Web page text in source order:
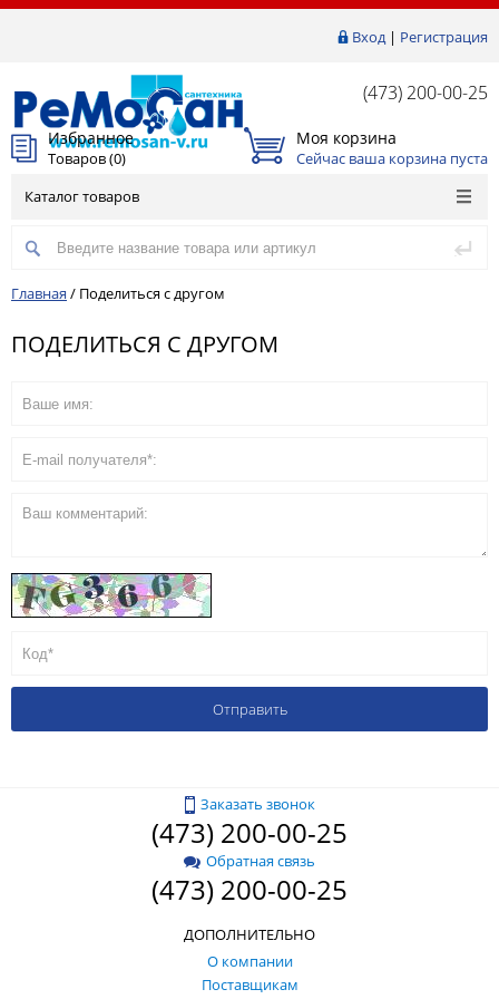
Вход| Регистрация
(473) 200-00-25
Избранное
Товаров (0)
Моя корзина
Сейчас ваша корзина пуста
Каталог товаров
Главная / Поделиться с другом
ПОДЕЛИТЬСЯ С ДРУГОМ
Заказать звонок
(473) 200-00-25
Обратная связь
(473) 200-00-25
ДОПОЛНИТЕЛЬНО
О компании
Поставщикам